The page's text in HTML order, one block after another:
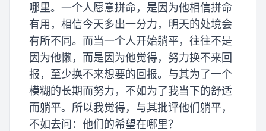
哪里。一个人愿意拼命，是因为他相信拼命
有用，相信今天多出一分力，明天的处境会
有所不同。而当一个人开始躺平，往往不是
因为他懒，而是因为他觉得，努力换不来回
报，至少换不来想要的回报。与其为了一个
模糊的长期而努力，不如为了我当下的舒适
而躺平。所以我觉得，与其批评他们躺平，
不如去问：他们的希望在哪里？